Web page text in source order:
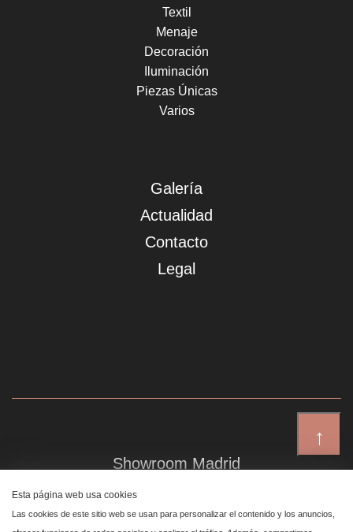
↑
Textil
Menaje
Decoración
Iluminación
Piezas Únicas
Varios
Galería
Actualidad
Contacto
Legal
Showroom Madrid
Plaza de Canalejas 6, 4 izq
Centro, 28014 Madrid
Esta página web usa cookies
Las cookies de este sitio web se usan para personalizar el contenido y los anuncios,